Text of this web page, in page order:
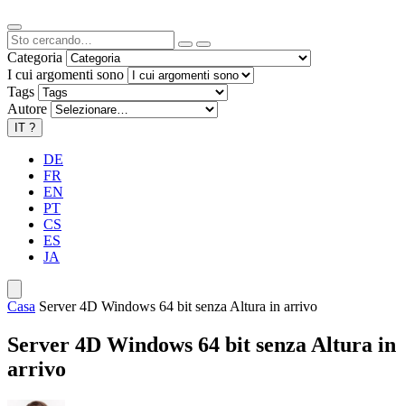
Categoria
I cui argomenti sono
Tags
Autore
IT ?
DE
FR
EN
PT
CS
ES
JA
Casa Server 4D Windows 64 bit senza Altura in arrivo
Server 4D Windows 64 bit senza Altura in
arrivo